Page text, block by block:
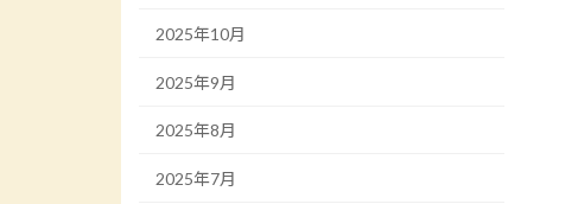
2025年10月
2025年9月
2025年8月
2025年7月